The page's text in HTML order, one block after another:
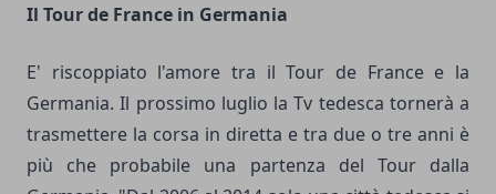
Il Tour de France in Germania
E' riscoppiato l'amore tra il Tour de France e la
Germania. Il prossimo luglio la Tv tedesca tornerà a
trasmettere la corsa in diretta e tra due o tre anni è
più che probabile una partenza del Tour dalla